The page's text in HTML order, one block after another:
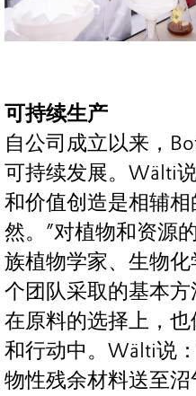
可持续生产
自公司成立以来，
可持续发展。Wälti
和价值创造是相辅
然。”对植物和资源
族植物学家、生物
个团队采取的基本
在原料的选择上，
和行动中。Wälti说
物性残余材料送至